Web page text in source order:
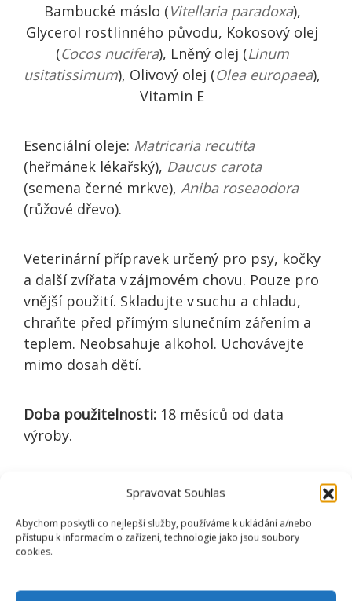
Spravovat Souhlas
Abychom poskytli co nejlepší služby, používáme k ukládání a/nebo
přístupu k informacím o zařízení, technologie jako jsou soubory
cookies.
Bambucké máslo (Vitellaria paradoxa),
Glycerol rostlinného původu, Kokosový olej
(Cocos nucifera), Lněný olej (Linum
usitatissimum), Olivový olej (Olea europaea),
Vitamin E
Esenciální oleje: Matricaria recutita
(heřmánek lékařský), Daucus carota
(semena černé mrkve), Aniba roseaodora
(růžové dřevo).
Veterinární přípravek určený pro psy, kočky
a další zvířata v zájmovém chovu. Pouze pro
vnější použití. Skladujte v suchu a chladu,
chraňte před přímým slunečním zářením a
teplem. Neobsahuje alkohol. Uchovávejte
mimo dosah dětí.
Doba použitelnosti: 18 měsíců od data
výroby.
Číslo schválení:073-19/C
OPRAVDU POTŘEBUJE